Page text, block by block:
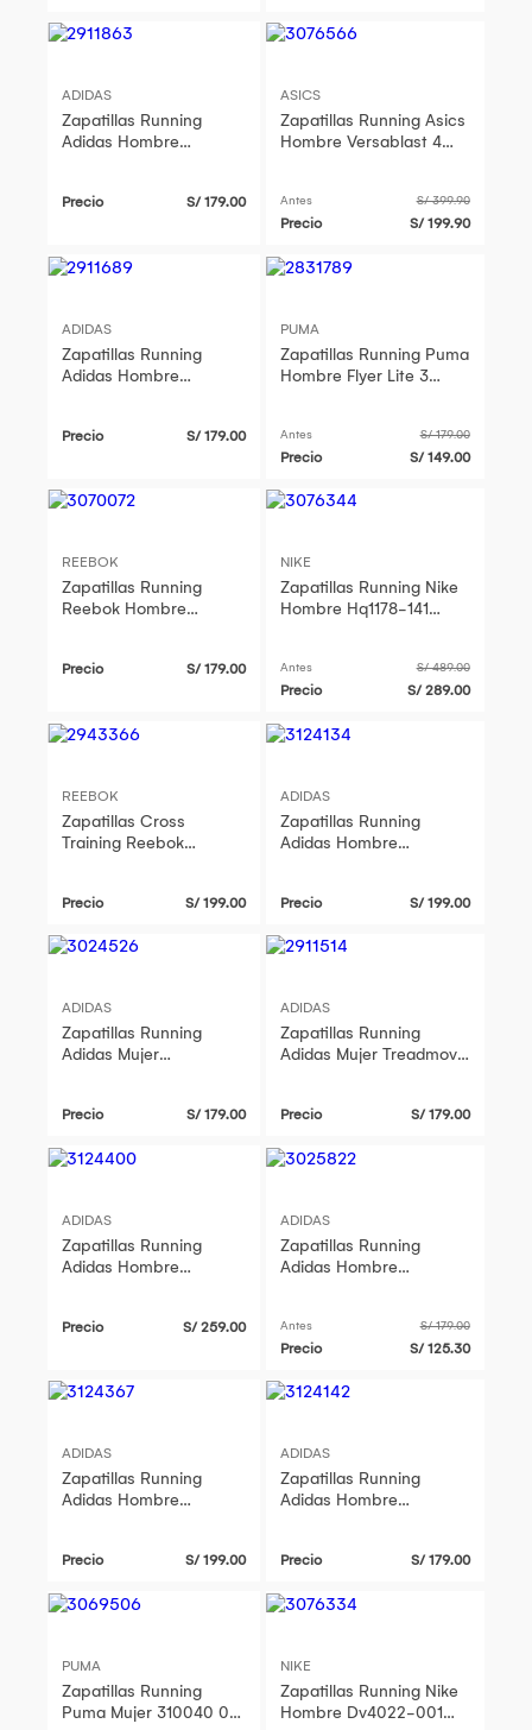
ADIDAS
Zapatillas Running
Adidas Hombre
Precio S/ 179.00
ASICS
Zapatillas Running Asics
Hombre Versablast 4
Antes S/ 399.90
Precio S/ 199.90
ADIDAS
Zapatillas Running
Adidas Hombre
Precio S/ 179.00
PUMA
Zapatillas Running Puma
Hombre Flyer Lite 3
Antes S/ 179.00
Precio S/ 149.00
REEBOK
Zapatillas Running
Reebok Hombre
Precio S/ 179.00
NIKE
Zapatillas Running Nike
Hombre Hq1178-141
Antes S/ 489.00
Precio S/ 289.00
REEBOK
Zapatillas Cross
Training Reebok
Precio S/ 199.00
ADIDAS
Zapatillas Running
Adidas Hombre
Precio S/ 199.00
ADIDAS
Zapatillas Running
Adidas Mujer
Precio S/ 179.00
ADIDAS
Zapatillas Running
Adidas Mujer Treadmove
Precio S/ 179.00
ADIDAS
Zapatillas Running
Adidas Hombre
Precio S/ 259.00
ADIDAS
Zapatillas Running
Adidas Hombre
Antes S/ 179.00
Precio S/ 125.30
ADIDAS
Zapatillas Running
Adidas Hombre
Precio S/ 199.00
ADIDAS
Zapatillas Running
Adidas Hombre
Precio S/ 179.00
PUMA
Zapatillas Running
Puma Mujer 310040 01
NIKE
Zapatillas Running Nike
Hombre Dv4022-001